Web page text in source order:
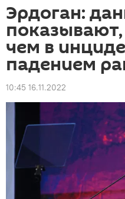
Эрдоган:
чем в
падением
10:45 16.11.2022